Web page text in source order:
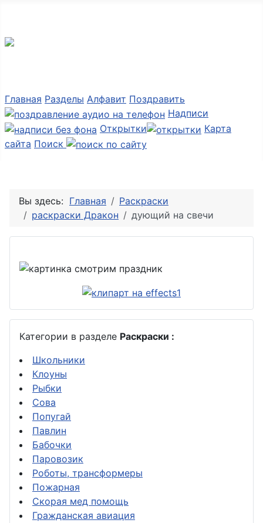
Главная Разделы Алфавит Поздравить
Надписи
Открытки
Карта
сайта Поиск
Вы здесь: Главная
Раскраски
раскраски Дракон
дующий на свечи
Категории в разделе Раскраски :
Школьники
Клоуны
Рыбки
Сова
Попугай
Павлин
Бабочки
Паровозик
Роботы, трансформеры
Пожарная
Скорая мед помощь
Гражданская авиация